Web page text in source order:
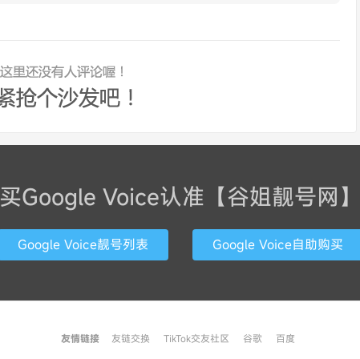
买Google Voice认准【谷姐靓号网
Google Voice靓号列表 Google Voice自助购买
友情链接 友链交换 TikTok交友社区 谷歌
百度